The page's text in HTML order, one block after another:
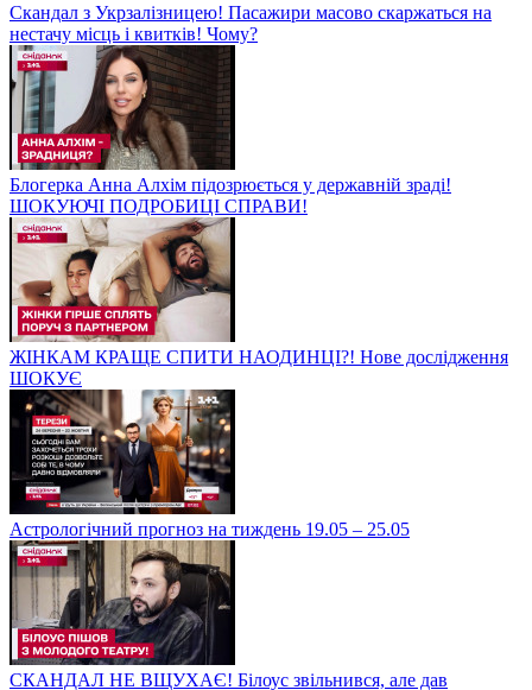
Скандал з Укрзалізницею! Пасажири масово скаржаться на
нестачу місць і квитків! Чому?
Блогерка Анна Алхім підозрюється у державній зраді!
ШОКУЮЧІ ПОДРОБИЦІ СПРАВИ!
ЖІНКАМ КРАЩЕ СПИТИ НАОДИНЦІ?! Нове дослідження
ШОКУЄ
Астрологічний прогноз на тиждень 19.05 – 25.05
СКАНДАЛ НЕ ВЩУХАЄ! Білоус звільнився, але дав